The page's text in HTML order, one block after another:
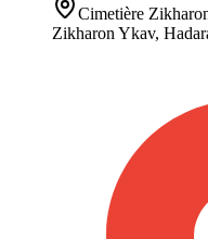
Cimetière
Zikharon Ykav,